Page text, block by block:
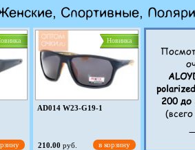
AR7622 c5
215.00 руб. в корзину
Спортивные,
AD014 W23-G19-1
Новинка
210.00 руб. в корзину
200 до